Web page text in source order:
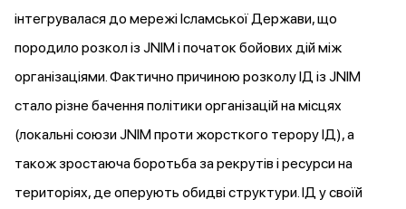
інтегруваласядо мережі Ісламської Держави, що
породило розкол із JNIM і початок бойових дій між
організаціями. Фактично причиною розколу ІД із JNIM
стало різне бачення політики організацій на місцях
(локальні союзи JNIM проти жорсткого терору ІД), а
також зростаюча боротьба за рекрутів і ресурси на
територіях, де оперують обидві структури. ІД у своїй